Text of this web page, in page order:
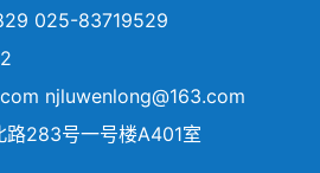
025-83719529
njluwenlong@163.com
283号一号楼A401室